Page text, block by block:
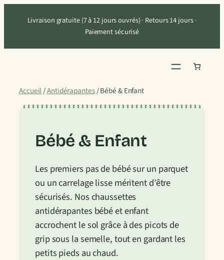
Livraison gratuite (7 à 12 jours ouvrés) · Retours 14 jours ·
Paiement sécurisé
Accueil/Antidérapantes/ Bébé & Enfant
Bébé & Enfant
Les premiers pas de bébé sur un parquet
ou un carrelage lisse méritent d’être
sécurisés. Nos chaussettes
antidérapantes bébé et enfant
accrochent le sol grâce à des picots de
grip sous la semelle, tout en gardant les
petits pieds au chaud.